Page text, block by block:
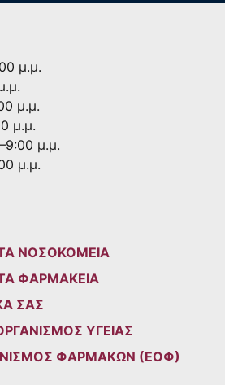
μ.μ.
μ.μ.
μ.μ.
μ.μ.
μ.μ.
ΝΟΣΟΚΟΜΕΙΑ
ΦΑΡΜΑΚΕΙΑ
ΣΑΣ
ΥΓΕΙΑΣ
ΦΑΡΜΑΚΩΝ (ΕΟΦ)